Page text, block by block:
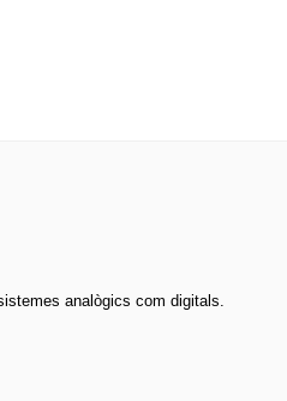
analògics com digitals.